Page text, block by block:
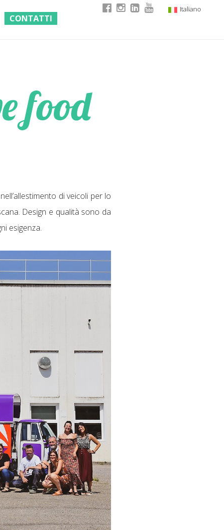
Italiano
CONTATTI
food
di veicoli per lo
Design e qualità sono da
esigenza.